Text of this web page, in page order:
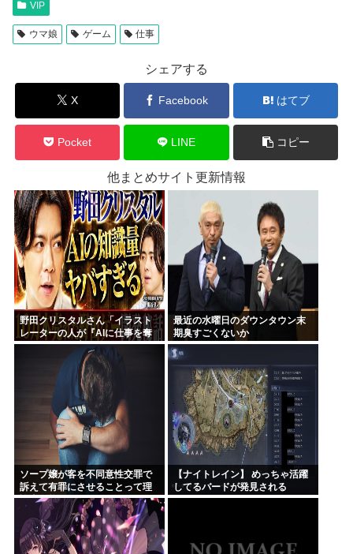
VIP
ウマ娘 ゲーム 仕事
シェアする
X Facebook はてブ
Pocket LINE コピー
他まとめサイト更新情報
野田クリスタルさん「イラスト
レーターの人が『AIに仕事を奪
われる』って言ってるけど、あ
なた達は"仕事を奪う側"じゃな
最近の水曜日のダウンタウン末
期臭すごくないか
ソープ嬢が客を不同意性交罪で
訴えて有罪にさせることって理
論上可能？
【ナイトレイン】 めっちゃ活躍
してるバードが発見される